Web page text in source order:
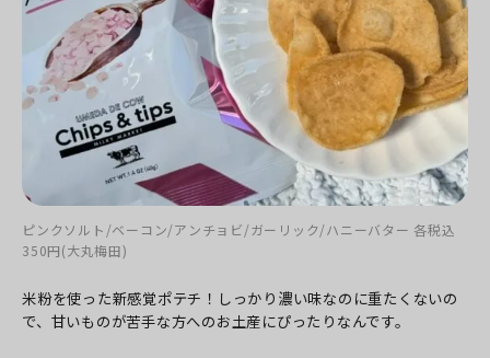
ピンクソルト/ベーコン/アンチョビ/ガーリック/ハニーバター 各税込
350円(大丸梅田)
米粉を使った新感覚ポテチ！ しっかり濃い味なのに重たくないの
で、 甘いものが苦手な方へのお土産にぴったりなんです。